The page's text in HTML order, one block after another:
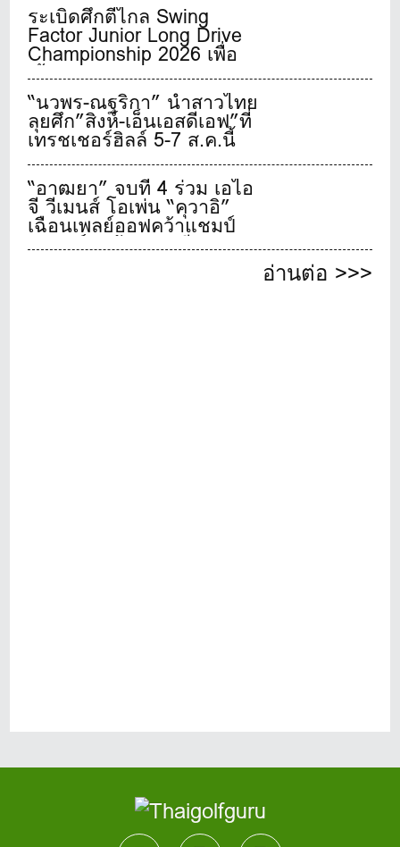
ระเบิดศึกตีไกล Swing
Factor Junior Long Drive
Championship 2026 เพื่อ
เฟ้นหาสุดยอดเยาวชนจอม
พลังตีไกลชาวไทย
“นวพร-ณฐริกา” นำสาวไทย
ลุยศึก”สิงห์-เอ็นเอสดีเอฟ”ที่
เทรชเชอร์ฮิลล์ 5-7 ส.ค.นี้
“อาฒยา” จบที่ 4 ร่วม เอไอ
จี วีเมนส์ โอเพ่น “คุวาอิ”
เฉือนเพลย์ออฟคว้าแชมป์
เมเจอร์สุดท้ายของปี
อ่านต่อ >>>